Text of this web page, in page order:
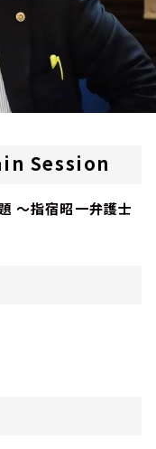
Session
～指宿昭一弁護士